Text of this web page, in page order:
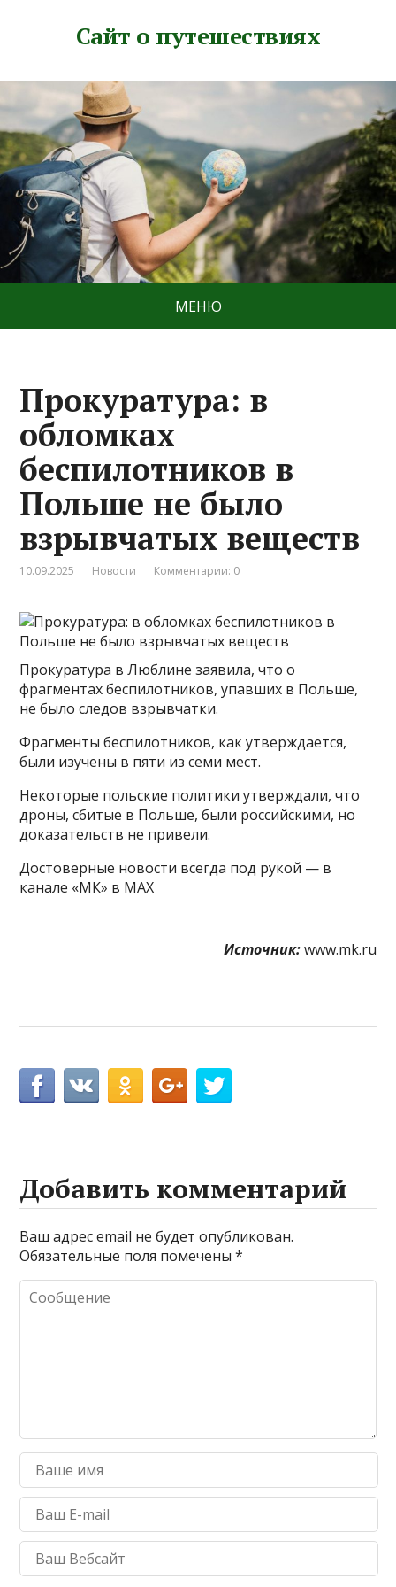
Сайт о путешествиях
МЕНЮ
Прокуратура: в
обломках
беспилотников в
Польше не было
взрывчатых веществ
10.09.2025 Новости Комментарии: 0
Прокуратура в Люблине заявила, что о
фрагментах беспилотников, упавших в Польше,
не было следов взрывчатки.
Фрагменты беспилотников, как утверждается,
были изучены в пяти из семи мест.
Некоторые польские политики утверждали, что
дроны, сбитые в Польше, были российскими, но
доказательств не привели.
Достоверные новости всегда под рукой — в
канале «МК» в MAX
Источник: www.mk.ru
Добавить комментарий
Ваш адрес email не будет опубликован.
Обязательные поля помечены*